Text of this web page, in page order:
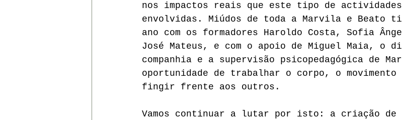
nos impactos reais que este tipo de
envolvidas. Miúdos de toda a Marvila e Beato
ano com os formadores Haroldo Costa, Sofia
José Mateus, e com o apoio de Miguel Maia,
companhia e a supervisão psicopedagógica de
oportunidade de trabalhar o corpo, o
fingir frente aos outros.
Vamos continuar a lutar por isto: a criação de